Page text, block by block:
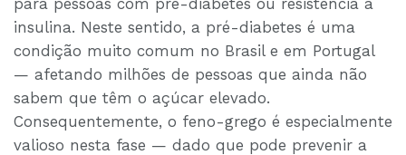
insulina. Neste sentido, a pré-diabetes é uma
condição muito comum no Brasil e em Portugal
— afetando milhões de pessoas que ainda não
sabem que têm o açúcar elevado.
Consequentemente, o feno-grego é especialmente
valioso nesta fase — dado que pode prevenir a